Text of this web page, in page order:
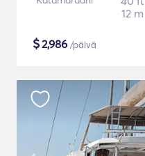
12 m
$2,986 /päivä